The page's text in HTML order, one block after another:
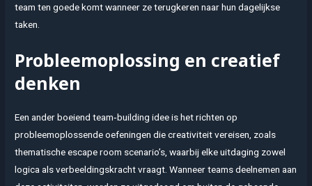
team ten goede komt wanneer ze terugkeren naar hun dagelijkse
taken.
Probleemoplossing en creatief
denken
Een ander boeiend team‑building idee is het richten op
probleemoplossende oefeningen die creativiteit vereisen, zoals
thematische escape room scenario’s, waarbij elke uitdaging zowel
logica als verbeeldingskracht vraagt. Wanneer teams deelnemen aan